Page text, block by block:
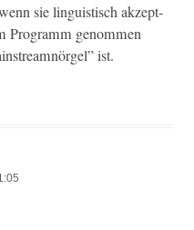
sie lin­guis­tisch akzept­
Pro­gramm genom­men
ist.